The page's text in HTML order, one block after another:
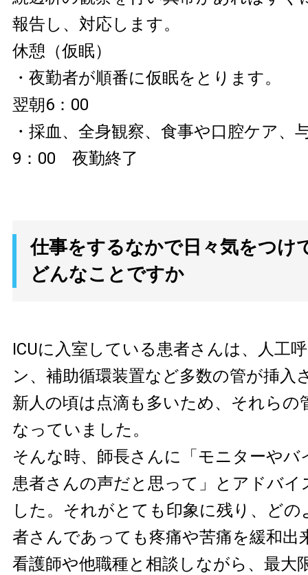
報告し、対応します。
休憩（仮眠）
・夜勤者が順番に仮眠をとります。
翌朝6：00
・採血、全身観察、食事や口腔ケア、
9：00 夜勤終了
仕事をするなかで日々気をつけ
どんなことですか
ICUに入室している患者さんは、人工
ン、補助循環装置など多数の管が挿入
新人の頃は点滴も多いため、それらの
なっていました。
そんな時、師長さんに「モニターやバ
患者さんの声だと思って」とアドバ
した。それがとても印象に残り、どの
者さんであっても疼痛や苦痛を緩和出
看護師や他職種と相談しながら、最大